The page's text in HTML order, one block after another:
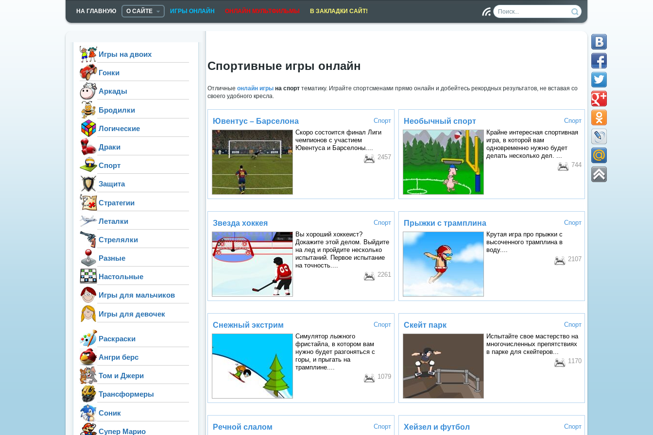
НА ГЛАВНУЮ О САЙТЕ ИГРЫ ОНЛАЙН ОНЛАЙН МУЛЬТФИЛЬМЫ
В ЗАКЛАДКИ САЙТ!
ен
Спортивные игры онлайн
Отличные онлайн игры на спорт тематику. Играйте спортсменами прямо онлайн и добейтесь рекордных результатов, не вставая со
своего удобного кресла.
Ювентус – Барселона
Спорт
Скоро состоится финал Лиги
чемпионов с участием
Ювентуса и Барселоны....
2457
Необычный спорт
Спорт
Крайне интересная спортивная
игра, в которой вам
одновременно нужно будет
делать несколько дел. ...
744
Звезда хоккея
Спорт
Вы хороший хоккеист?
Докажите этой делом. Выйдите
на лед и пройдите несколько
испытаний. Первое испытание
на точность....
2261
Прыжки с трамплина
Спорт
Крутая игра про прыжки с
высоченного трамплина в
воду....
2107
Снежный экстрим
Спорт
Симулятор лыжного
фристайла, в котором вам
нужно будет разгоняться с
горы, и прыгать на
трамплине....
1079
Скейт парк
Спорт
Испытайте свое мастерство на
многочисленных препятствиях
в парке для скейтеров...
1170
Речной слалом
Спорт
Хейзел и футбол
Спорт
Игры на двоих
Гонки
Аркады
Бродилки
Логические
Драки
Спорт
Защита
Стратегии
Леталки
Стрелялки
Разные
Настольные
Игры для мальчиков
Игры для девочек
Раскраски
Ангри берс
Том и Джери
Трансформеры
Соник
Супер Марио